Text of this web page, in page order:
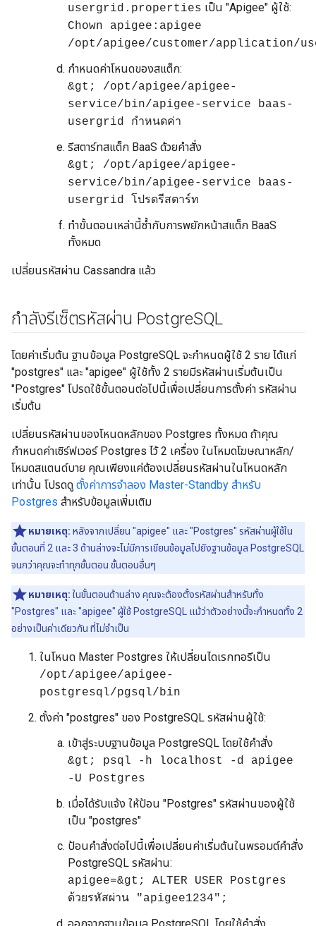
usergrid.properties เป็น "Apigee" ผู้ใช้:
Chown apigee:apigee
/opt/apigee/customer/application/
กำหนดค่าโหนดของสแต็ก:
&gt; /opt/apigee/apigee-
service/bin/apigee-service baas-
usergrid กำหนดค่า
รีสตาร์ทสแต็ก BaaS ด้วยคำสั่ง
&gt; /opt/apigee/apigee-
service/bin/apigee-service baas-
usergrid โปรดรีสตาร์ท
ทำขั้นตอนเหล่านี้ซ้ำกับการพยักหน้าสแต็ก BaaS
ทั้งหมด
เปลี่ยนรหัสผ่าน Cassandra แล้ว
กำลังรีเซ็ตรหัสผ่าน PostgreSQL
โดยค่าเริ่มต้น ฐานข้อมูล PostgreSQL จะกำหนดผู้ใช้ 2 ราย ได้แก่
"postgres" และ "apigee" ผู้ใช้ทั้ง 2 รายมีรหัสผ่านเริ่มต้นเป็น
"Postgres" โปรดใช้ขั้นตอนต่อไปนี้เพื่อเปลี่ยนการตั้งค่า รหัสผ่าน
เริ่มต้น
เปลี่ยนรหัสผ่านของโหนดหลักของ Postgres ทั้งหมด ถ้าคุณ
กำหนดค่าเซิร์ฟเวอร์ Postgres ไว้ 2 เครื่อง ในโหมดโฆษณาหลัก/
โหมดสแตนด์บาย คุณเพียงแค่ต้องเปลี่ยนรหัสผ่านในโหนดหลัก
เท่านั้น โปรดดู ตั้งค่าการจำลอง Master-Standby สำหรับ
Postgres สำหรับข้อมูลเพิ่มเติม
หมายเหตุ: หลังจากเปลี่ยน "apigee" และ "Postgres" รหัสผ่านผู้ใช้ใน
ขั้นตอนที่ 2 และ 3 ด้านล่างจะไม่มีการเขียนข้อมูลไปยังฐานข้อมูล PostgreSQL
จนกว่าคุณจะทำทุกขั้นตอน ขั้นตอนอื่นๆ
หมายเหตุ: ในขั้นตอนด้านล่าง คุณจะต้องตั้งรหัสผ่านสำหรับทั้ง
"Postgres" และ "apigee" ผู้ใช้ PostgreSQL แม้ว่าตัวอย่างนี้จะกำหนดทั้ง 2
อย่างเป็นค่าเดียวกัน ที่ไม่จำเป็น
ในโหนด Master Postgres ให้เปลี่ยนไดเรกทอรีเป็น
/opt/apigee/apigee-
postgresql/pgsql/bin
ตั้งค่า "postgres" ของ PostgreSQL รหัสผ่านผู้ใช้:
เข้าสู่ระบบฐานข้อมูล PostgreSQL โดยใช้คำสั่ง
&gt; psql -h localhost -d apigee
-U Postgres
เมื่อได้รับแจ้ง ให้ป้อน "Postgres" รหัสผ่านของผู้ใช้
เป็น "postgres"
ป้อนคำสั่งต่อไปนี้เพื่อเปลี่ยนค่าเริ่มต้นในพรอมต์คำสั่ง
PostgreSQL รหัสผ่าน:
apigee=&gt; ALTER USER Postgres
ด้วยรหัสผ่าน "apigee1234";